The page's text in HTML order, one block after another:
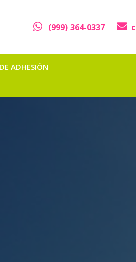
(999) 364-0337
ADHESIÓN